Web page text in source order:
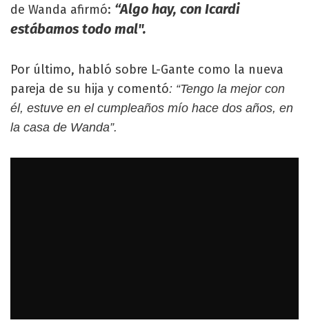
de Wanda afirmó: “Algo hay, con Icardi
estábamos todo mal".
Por último, habló sobre L-Gante como la nueva
pareja de su hija y comentó: “Tengo la mejor con
él, estuve en el cumpleaños mío hace dos años, en
la casa de Wanda”.